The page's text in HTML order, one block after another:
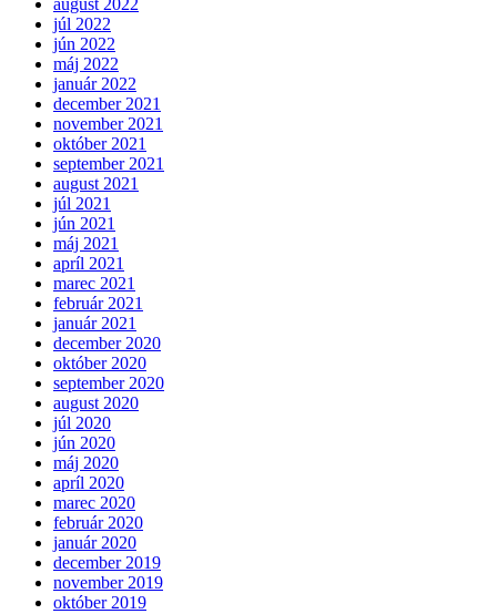
júl 2022
jún 2022
máj 2022
január 2022
december 2021
november 2021
október 2021
september 2021
august 2021
júl 2021
jún 2021
máj 2021
apríl 2021
marec 2021
február 2021
január 2021
december 2020
október 2020
september 2020
august 2020
júl 2020
jún 2020
máj 2020
apríl 2020
marec 2020
február 2020
január 2020
december 2019
november 2019
október 2019